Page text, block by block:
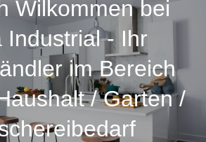
Wilkommen bei
Industrial - Ihr
im Bereich
/ Garten /